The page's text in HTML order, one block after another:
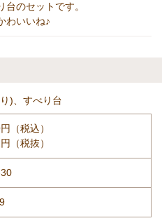
のセットです。
わいいね♪
)、すべり台
（税込）
（税抜）